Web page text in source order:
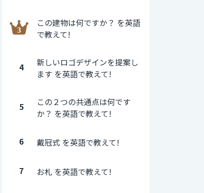
この建物は何ですか？ を英語
で教えて!
4
新しいロゴデザインを提案し
ます を英語で教えて!
5
この２つの共通点は何です
か？ を英語で教えて!
6 戴冠式 を英語で教えて!
7 お札 を英語で教えて!